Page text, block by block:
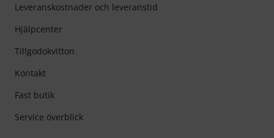
Leveranskostnader och leveranstid
Hjälpcenter
Tillgodokvitton
Kontakt
Fast butik
Service överblick